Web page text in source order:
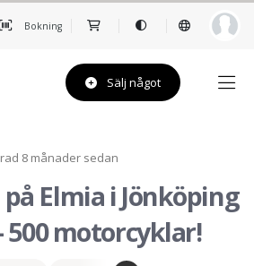
Bokning
Sälj något
8 månader sedan
Elmia i Jönköping
500 motorcyklar!